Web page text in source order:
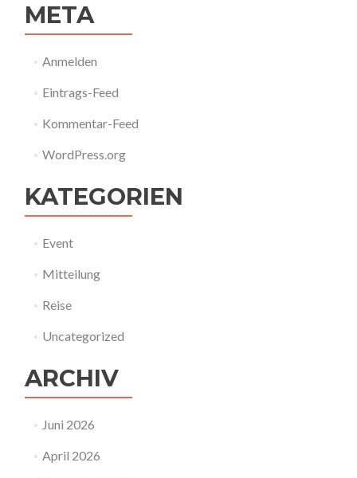
META
Anmelden
Eintrags-Feed
Kommentar-Feed
WordPress.org
KATEGORIEN
Event
Mitteilung
Reise
Uncategorized
ARCHIV
Juni 2026
April 2026